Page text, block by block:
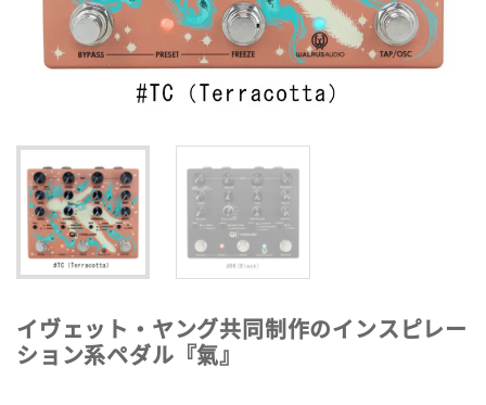
イヴェット・ヤング共同制作のインスピレー
ション系ペダル『氣』